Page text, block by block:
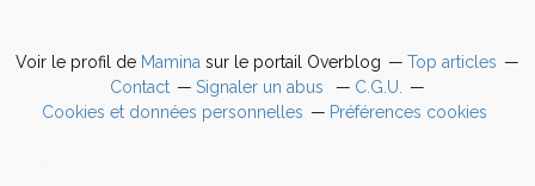
Voir le profil de Mamina sur le portail Overblog
Top articles
Contact
Signaler un abus
C.G.U.
Cookies et données personnelles
Préférences cookies